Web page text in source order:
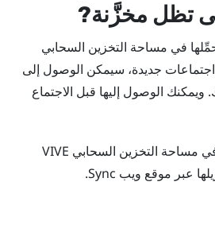
تظل مخزَّنة?
في مساحة التخزين السحابي
جديدة، سيمكن الوصول إلى
الوصول إليها قبل الاجتماع
مساحة التخزين السحابي VIVE
عبر موقع ويب Sync
.